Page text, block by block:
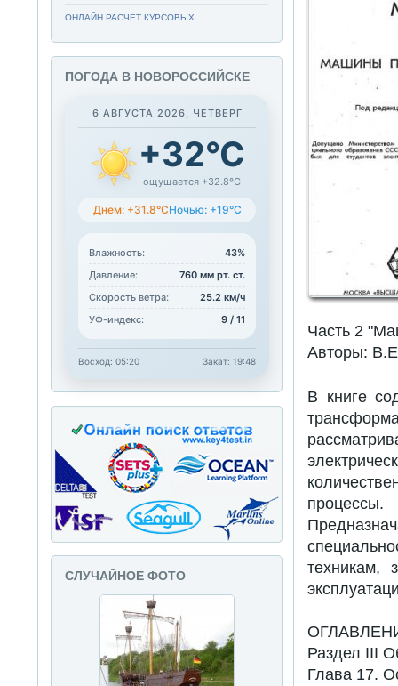
Часть 2
Авторы:
В книге
процессы.
техникам,
Раздел III
Глава 17.
ОНЛАЙН РАСЧЕТ КУРСОВЫХ
ПОГОДА В НОВОРОССИЙСКЕ
6 АВГУСТА 2026, ЧЕТВЕРГ
+32°C
ощущается +32.8°C
Днем: +31.8°CНочью: +19°C
Влажность:
43%
Давление:
760 мм рт. ст.
Скорость ветра:
25.2 км/ч
УФ-индекс:
9 / 11
Восход: 05:20 Закат: 19:48
СЛУЧАЙНОЕ ФОТО